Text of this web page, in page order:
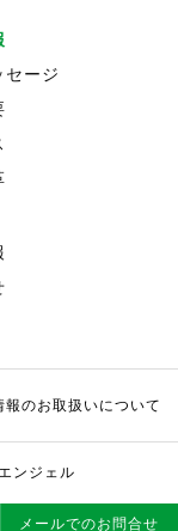
セージ
報のお取扱いについて
ンジェル
メールでのお問合せ